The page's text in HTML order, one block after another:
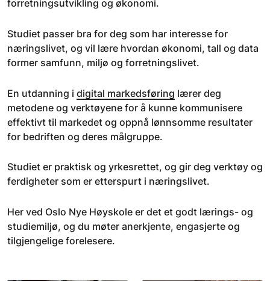
forretningsutvikling og økonomi.
Studiet passer bra for deg som har interesse for
næringslivet, og vil lære hvordan økonomi, tall og data
former samfunn, miljø og forretningslivet.
En utdanning i digital markedsføring lærer deg
metodene og verktøyene for å kunne kommunisere
effektivt til markedet og oppnå lønnsomme resultater
for bedriften og deres målgruppe.
Studiet er praktisk og yrkesrettet, og gir deg verktøy og
ferdigheter som er etterspurt i næringslivet.
Her ved Oslo Nye Høyskole er det et godt lærings- og
studiemiljø, og du møter anerkjente, engasjerte og
tilgjengelige forelesere.